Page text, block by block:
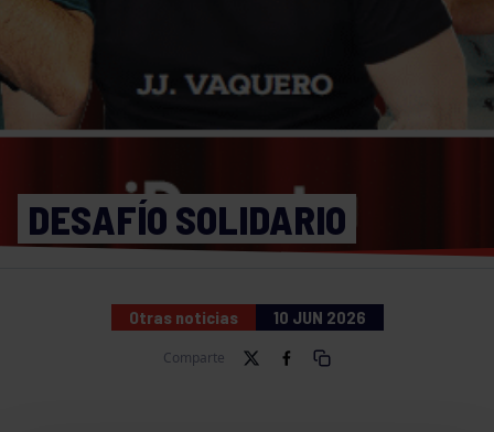
DESAFÍO SOLIDARIO
Otras noticias 10 JUN 2026
Comparte